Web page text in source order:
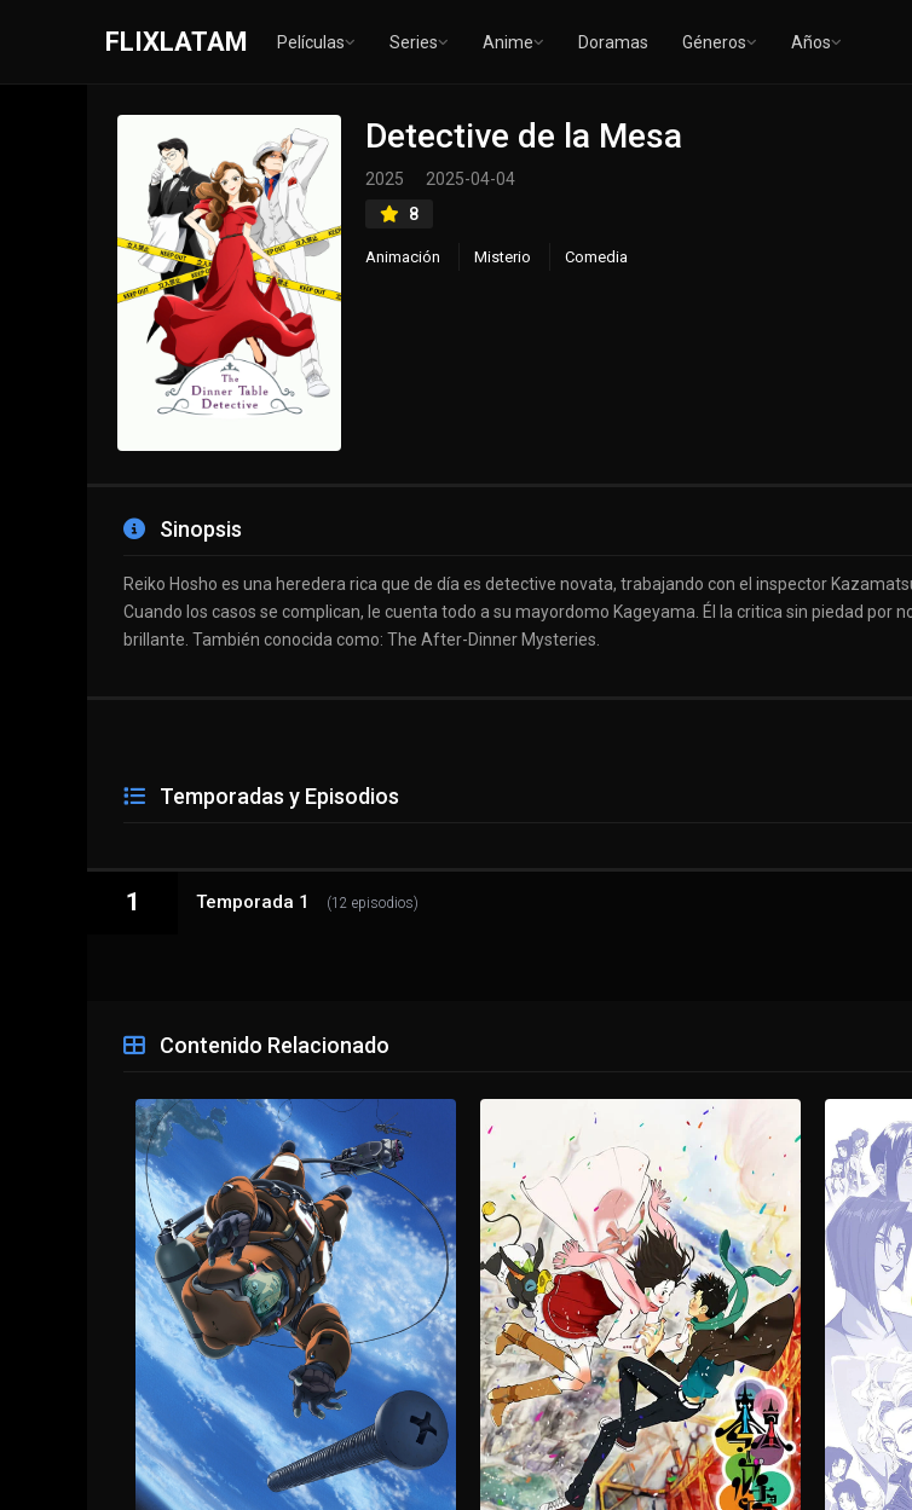
FLIXLATAM Películas Series Anime Doramas Géneros Años
Detective de la Mesa
2025
2025-04-04
8
Animación Misterio Comedia
Sinopsis
Reiko Hosho es una heredera rica que de día es detective novata, trabajando con el inspector
Cuando los casos se complican, le cuenta todo a su mayordomo Kageyama. Él la critica sin piedad
brillante. También conocida como: The After-Dinner Mysteries.
Temporadas y Episodios
1 Temporada 1 (12 episodios)
1 - 1 Bienvenidos a la fiesta homicida Parte 1
1 - 2 Bienvenidos a la fiesta homicida Parte 2 / Un mensaje de los muertos Parte 1
1 - 3 Un mensaje de los muertos (2)
1 - 4 Cuidado con jugar a dos bandas (1)
1 - 5 Cuidado con jugar a dos bandas (2) / Es de una Vtuber (1)
1 - 6 El dueño es un Vtuber (2)
1 - 7 No existe la habitación perfectamente cerrada (1)
1 - 8 No existe la habitación perfectamente cerrada (2) / Por favor, no te ahogues en este río (1)
Contenido Relacionado